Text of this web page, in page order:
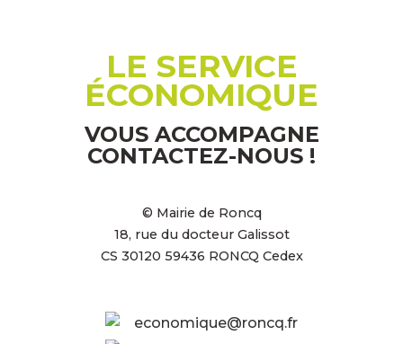
LE SERVICE
ÉCONOMIQUE
VOUS ACCOMPAGNE
CONTACTEZ-NOUS !
© Mairie de Roncq
18, rue du docteur Galissot
CS 30120 59436 RONCQ Cedex
economique@roncq.fr